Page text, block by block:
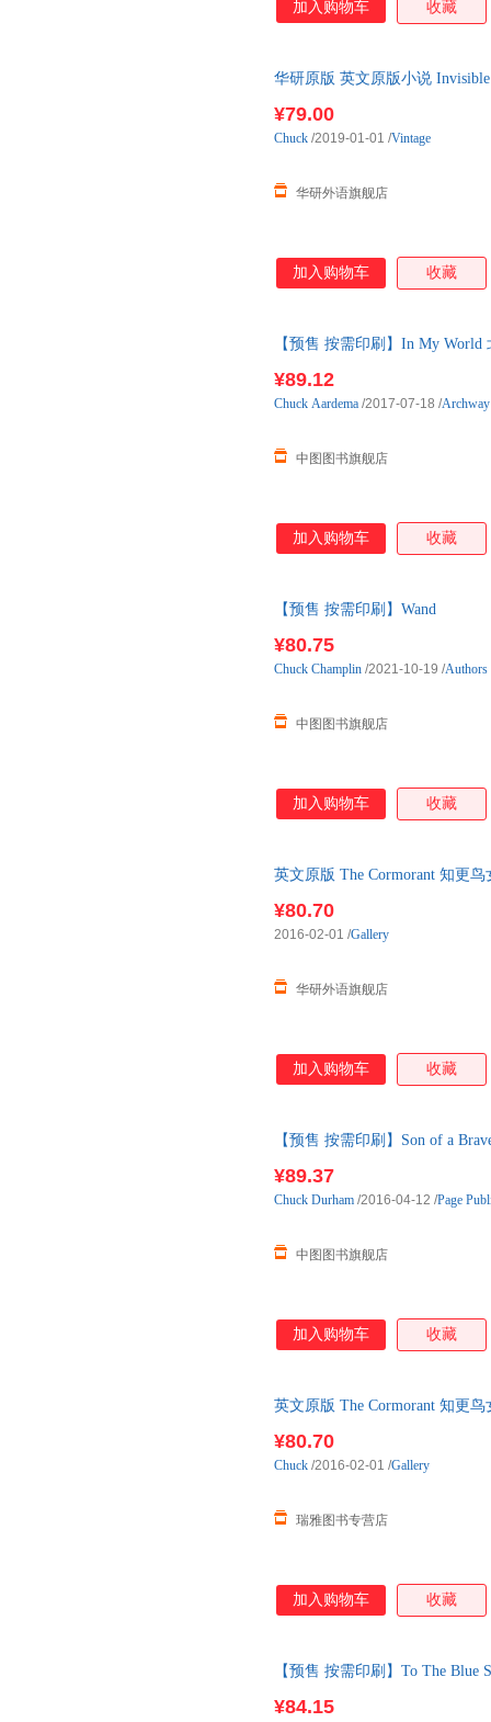
加入购物车 收藏
华研原版 英文原版小说
¥79.00
华研外语旗舰店
Chuck /2019-01-01 /Vintage
加入购物车 收藏
【预售 按需印刷】In My
¥89.12
中图图书旗舰店
Chuck Aardema /2017-07-18 /
加入购物车 收藏
【预售 按需印刷】Wand
¥80.75
中图图书旗舰店
Chuck Champlin /2021-10-19 /Authors
加入购物车 收藏
英文原版 The Cormorant 知更
¥80.70
华研外语旗舰店
2016-02-01 /Gallery
加入购物车 收藏
【预售 按需印刷】Son of a
¥89.37
中图图书旗舰店
Chuck Durham /2016-04-12 /Page
加入购物车 收藏
英文原版 The Cormorant 知更
¥80.70
瑞雅图书专营店
Chuck /2016-02-01 /Gallery
加入购物车 收藏
【预售 按需印刷】To The Blue
¥84.15